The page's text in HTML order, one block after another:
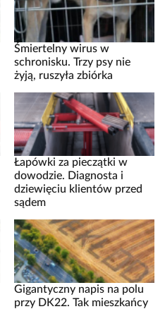
Śmiertelny wirus w
schronisku. Trzy psy nie
żyją, ruszyła zbiórka
Łapówki za pieczątki w
dowodzie. Diagnosta i
dziewięciu klientów przed
sądem
Gigantyczny napis na polu
przy DK22. Tak mieszkańcy